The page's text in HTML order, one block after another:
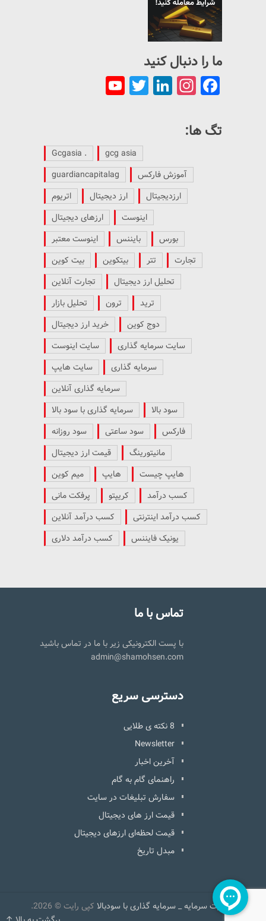
ما را دنبال کنید
Facebook
Instagram
LinkedIn
Twitter
YouTube
Channel
تگ ها:
. Gcgasia
gcg asia
guardiancapitalag
آموزش فارکس
اتریوم
ارز دیجیتال
ارزدیجیتال
ارزهای دیجیتال
اینوست
اینوست معتبر
بایننس
بورس
بیت کوین
بیتکوین تتر
تجارت
تجارت آنلاین
تحلیل ارز دیجیتال
تحلیل بازار
ترون
ترید
خرید ارز دیجیتال
دوج کوین
سایت اینوست
سایت سرمایه گذاری
سایت هایپ
سرمایه گذاری
سرمایه گذاری آنلاین
سرمایه گذاری با سود بالا
سود بالا
سود روزانه
سود ساعتی
فارکس
قیمت ارز دیجیتال
مانیتورینگ
میم کوین
هایپ
هایپ چیست
پرفکت مانی
کریپتو
کسب درآمد
کسب درآمد آنلاین
کسب درآمد اینترنتی
کسب درآمد دلاری
یونیک فایننس
تماس با ما
با پست الکترونیکی زیر با ما در تماس باشید
admin@shamohsen.com
دسترسی سریع
8 نکته ی طلایی
Newsletter
آخرین اخبار
راهنمای گام به گام
سفارش تبلیغات در سایت
قیمت ارز های دیجیتال
قیمت لحظه‌ای ارزهای دیجیتال
مبدل تاریخ
مدیریت سرمایه _ سرمایه گذاری با سودبالا کپی رایت © 2026.